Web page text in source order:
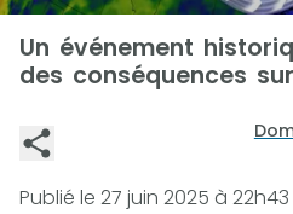
Un événement
des conséquences
Publié le 27 juin 2025 à 22h43